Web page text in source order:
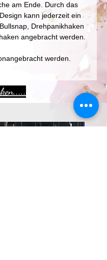
am Ende. Durch das
kann jederzeit ein
Drehpanikhaken
angebracht werden.
werden.
Aktion